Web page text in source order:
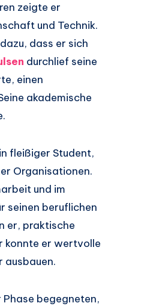
zeigte er
und Technik.
dass er sich
durchlief seine
einen
akademische
fleißiger Student,
Organisationen.
und im
seinen beruflichen
er, praktische
konnte er wertvolle
ausbauen.
Phase begegneten,